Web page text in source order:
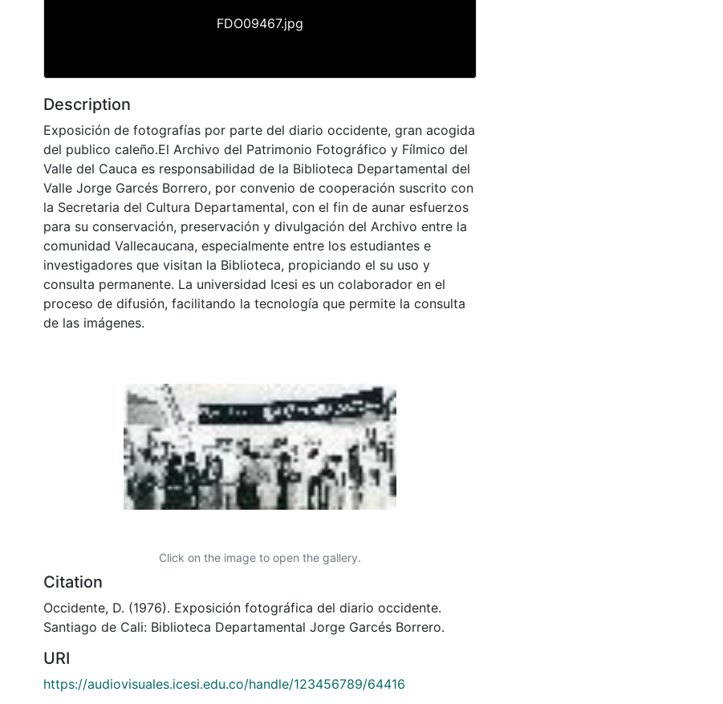
FDO09467.jpg
Description
Exposición de fotografías por parte del diario occidente, gran acogida
del publico caleño.El Archivo del Patrimonio Fotográfico y Fílmico del
Valle del Cauca es responsabilidad de la Biblioteca Departamental del
Valle Jorge Garcés Borrero, por convenio de cooperación suscrito con
la Secretaria del Cultura Departamental, con el fin de aunar esfuerzos
para su conservación, preservación y divulgación del Archivo entre la
comunidad Vallecaucana, especialmente entre los estudiantes e
investigadores que visitan la Biblioteca, propiciando el su uso y
consulta permanente. La universidad Icesi es un colaborador en el
proceso de difusión, facilitando la tecnología que permite la consulta
de las imágenes.
Click on the image to open the gallery.
Citation
Occidente, D. (1976). Exposición fotográfica del diario occidente.
Santiago de Cali: Biblioteca Departamental Jorge Garcés Borrero.
URI
https://audiovisuales.icesi.edu.co/handle/123456789/64416